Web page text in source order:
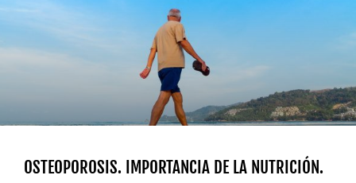
OSTEOPOROSIS. IMPORTANCIA DE LA NUTRICIÓN.